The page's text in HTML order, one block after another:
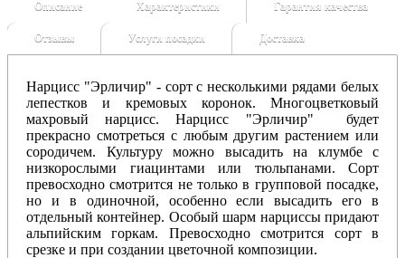
Описание Характеристики Гарантия качества
Отзывы Услуги посадки Доставка
Нарцисс "Эрличир" - сорт с несколькими рядами белых
лепестков и кремовых коронок. Многоцветковый
махровый нарцисс. Нарцисс "Эрличир" будет
прекрасно смотреться с любым другим растением или
сородичем. Культуру можно высадить на клумбе с
низкорослыми гиацинтами или тюльпанами. Сорт
превосходно смотрится не только в групповой посадке,
но и в одиночной, особенно если высадить его в
отдельный контейнер. Особый шарм нарциссы придают
альпийским горкам. Превосходно смотрится сорт в
срезке и при создании цветочной композиции.